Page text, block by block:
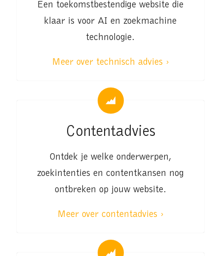
Een toekomstbestendige website die
klaar is voor AI en zoekmachine
technologie.
Meer over technisch advies ›
Contentadvies
Ontdek je welke onderwerpen,
zoekintenties en contentkansen nog
ontbreken op jouw website.
Meer over contentadvies ›